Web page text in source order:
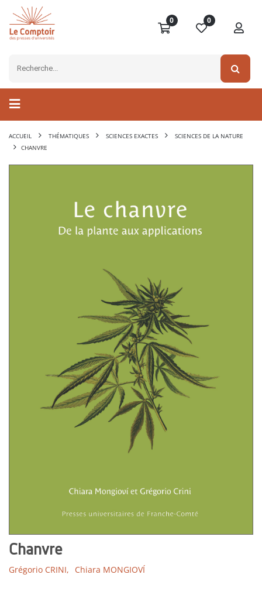
0 0
ACCUEIL THÉMATIQUES SCIENCES EXACTES
SCIENCES DE LA NATURE
CHANVRE
Chanvre
Grégorio CRINI, Chiara MONGIOVÍ